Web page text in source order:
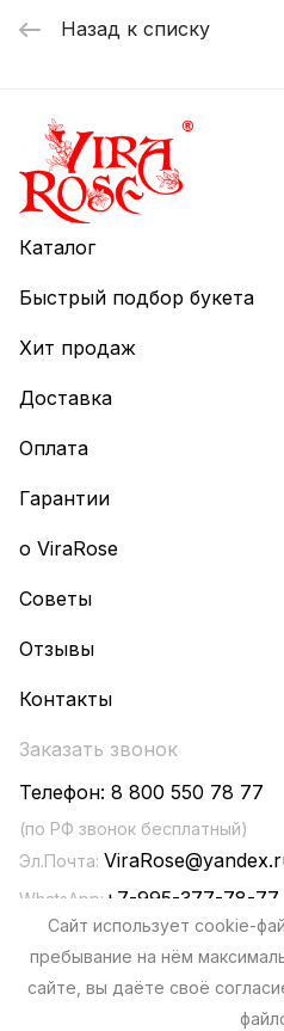
Сайт использует cookie-
пребывание на нём
сайте, вы даёте своё
Назад к списку
Каталог
Быстрый подбор букета
Хит продаж
Доставка
Оплата
Гарантии
о ViraRose
Советы
Отзывы
Контакты
Заказать звонок
Телефон: 8 800 550 78 77
(по РФ звонок бесплатный)
Эл.Почта:
WhatsApp: +7-995-377-78-77
Политика